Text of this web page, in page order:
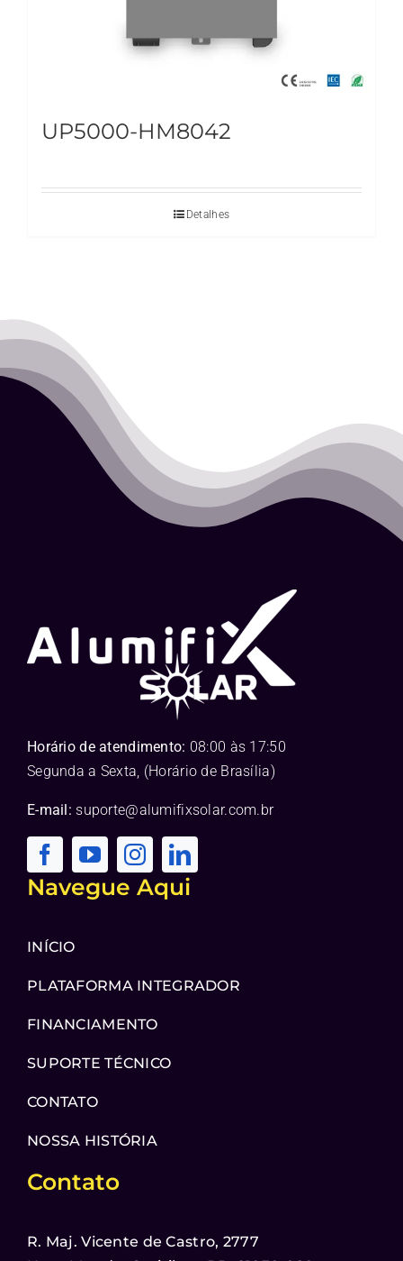
UP5000-HM8042
Detalhes
Horário de atendimento: 08:00 às 17:50
Segunda a Sexta, (Horário de Brasília)
E-mail: suporte@alumifixsolar.com.br
Navegue Aqui
INÍCIO
PLATAFORMA INTEGRADOR
FINANCIAMENTO
SUPORTE TÉCNICO
CONTATO
NOSSA HISTÓRIA
Contato
R. Maj. Vicente de Castro, 2777